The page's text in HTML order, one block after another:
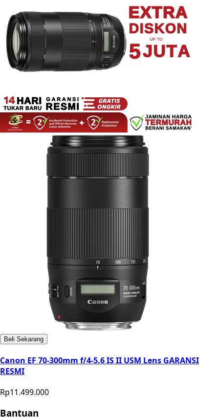
Beli Sekarang
Canon EF 70-300mm f/4-5.6 IS II USM Lens GARANSI
RESMI
Rp11.499.000
Bantuan